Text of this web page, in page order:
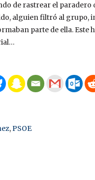
de rastrear el paradero
alguien filtró al
parte de ella. Este
,PSOE